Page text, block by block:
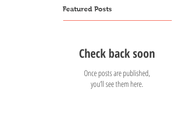
Featured Posts
Check back soon
Once posts are published,
you’ll see them here.